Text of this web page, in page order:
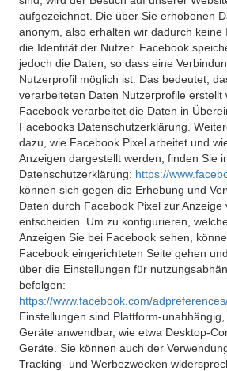
aufgezeichnet. Die über Sie erhobenen
anonym, also erhalten wir dadurch keine
die Identität der Nutzer. Facebook
jedoch die Daten, so dass eine
Nutzerprofil möglich ist. Das bedeutet,
verarbeiteten Daten Nutzerprofile erstellt
Facebook verarbeitet die Daten in
Facebooks Datenschutzerklärung.
dazu, wie Facebook Pixel arbeitet und
Anzeigen dargestellt werden, finden Sie
Datenschutzerklärung: https://
können sich gegen die Erhebung und
Daten durch Facebook Pixel zur
entscheiden. Um zu konfigurieren,
Anzeigen Sie bei Facebook sehen,
Facebook eingerichteten Seite gehen
über die Einstellungen für
befolgen:
https://www.facebook.com/
Einstellungen sind Plattform-
Geräte anwendbar, wie etwa Desktop-
Geräte. Sie können auch der
Tracking- und Werbezwecken